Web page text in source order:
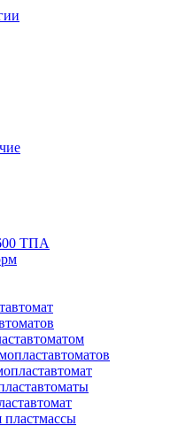
ТПА
пластмассы